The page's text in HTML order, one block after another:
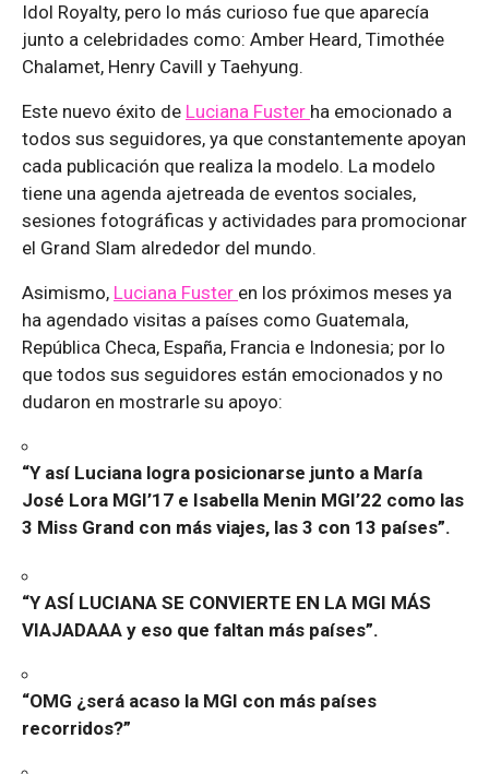
Idol Royalty, pero lo más curioso fue que aparecía
junto a celebridades como: Amber Heard, Timothée
Chalamet, Henry Cavill y Taehyung.
Este nuevo éxito de Luciana Fuster ha emocionado a
todos sus seguidores, ya que constantemente apoyan
cada publicación que realiza la modelo. La modelo
tiene una agenda ajetreada de eventos sociales,
sesiones fotográficas y actividades para promocionar
el Grand Slam alrededor del mundo.
Asimismo, Luciana Fuster en los próximos meses ya
ha agendado visitas a países como Guatemala,
República Checa, España, Francia e Indonesia; por lo
que todos sus seguidores están emocionados y no
dudaron en mostrarle su apoyo:
“Y así Luciana logra posicionarse junto a María
José Lora MGI’17 e Isabella Menin MGI’22 como las
3 Miss Grand con más viajes, las 3 con 13 países”.
“Y ASÍ LUCIANA SE CONVIERTE EN LA MGI MÁS
VIAJADAAA y eso que faltan más países”.
“OMG ¿será acaso la MGI con más países
recorridos?”